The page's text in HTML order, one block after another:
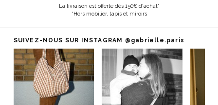
La livraison est offerte dès 150€ d'achat*
*Hors mobilier, tapis et miroirs
SUIVEZ-NOUS SUR INSTAGRAM @gabrielle.paris